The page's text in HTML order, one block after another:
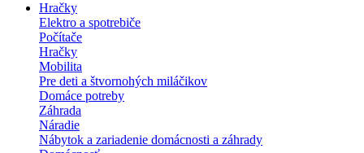
Hračky
Elektro a spotrebiče
Počítače
Hračky
Mobilita
Pre deti a štvornohých miláčikov
Domáce potreby
Záhrada
Náradie
Nábytok a zariadenie domácnosti a záhrady